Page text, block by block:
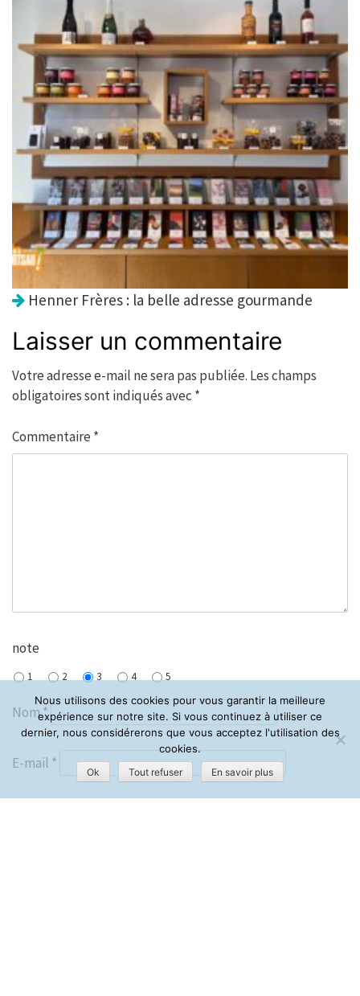
Henner Frères : la belle adresse gourmande
Laisser un commentaire
Votre adresse e-mail ne sera pas publiée. Les champs
obligatoires sont indiqués avec *
Commentaire *
note
1 2 3 4 5
Nom*
E-mail *
Nous utilisons des cookies pour vous garantir la meilleure
expérience sur notre site. Si vous continuez à utiliser ce
dernier, nous considérerons que vous acceptez l'utilisation des
cookies.
Ok Tout refuser En savoir plus